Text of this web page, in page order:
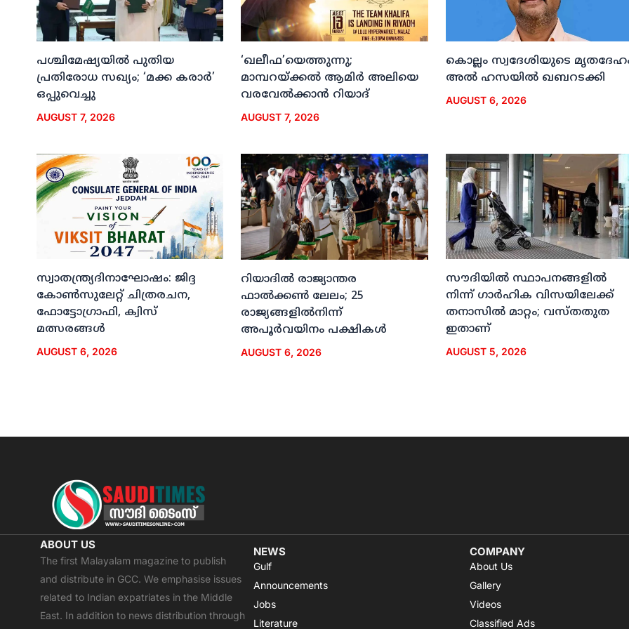
പശ്ചിമേഷ്യയില്‍ പുതിയ
പ്രതിരോധ സഖ്യം; ‘മക്ക കരാര്‍’
ഒപ്പുവെച്ചു
AUGUST 7, 2026
‘ഖലീഫ’യെത്തുന്നു;
മാമ്പറയ്ക്കല്‍ ആമിര്‍ അലിയെ
വരവേല്‍ക്കാന്‍ റിയാദ്
AUGUST 7, 2026
കൊല്ലം സ്വദേശിയുടെ
അല്‍ ഹസയില്‍ ഖബറടക്കി
AUGUST 6, 2026
സ്വാതന്ത്ര്യദിനാഘോഷം: ജിദ്ദ
കോണ്‍സുലേറ്റ് ചിത്രരചന,
ഫോട്ടോഗ്രാഫി, ക്വിസ്
മത്സരങ്ങള്‍
AUGUST 6, 2026
റിയാദില്‍ രാജ്യാന്തര
ഫാല്‍ക്കണ്‍ ലേലം; 25
രാജ്യങ്ങളില്‍നിന്ന്
അപൂര്‍വയിനം പക്ഷികള്‍
AUGUST 6, 2026
സൗദിയില്‍ സ്ഥാപനങ്ങളില്‍
നിന്ന് ഗാര്‍ഹിക വിസയിലേക്ക്
തനാസില്‍ മാറ്റം; വസ്തതുത
ഇതാണ്
AUGUST 5, 2026
ABOUT US
The first Malayalam magazine to publish
and distribute in GCC. We emphasise issues
related to Indian expatriates in the Middle
East. In addition to news distribution through
NEWS
Gulf
Announcements
Jobs
Literature
COMPANY
About Us
Gallery
Videos
Classified Ads